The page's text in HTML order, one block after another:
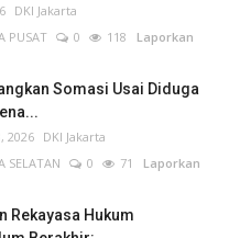
DKI Jakarta
PUSAT
0 118 Laporkan
Somasi Usai Diduga
2026 DKI Jakarta
SELATAN
0 71 Laporkan
Rekayasa Hukum